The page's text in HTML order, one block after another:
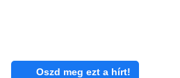
Oszd meg ezt a hírt!